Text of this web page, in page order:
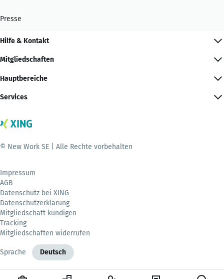
Presse
Hilfe & Kontakt
Mitgliedschaften
Hauptbereiche
Services
© New Work SE | Alle Rechte vorbehalten
Impressum
AGB
Datenschutz bei XING
Datenschutzerklärung
Mitgliedschaft kündigen
Tracking
Mitgliedschaften widerrufen
Sprache Deutsch